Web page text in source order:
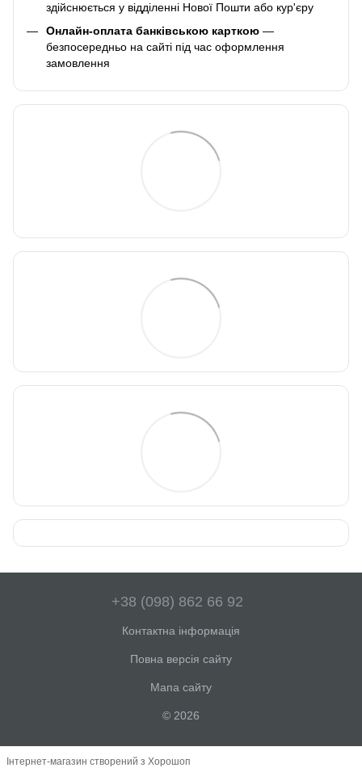
здійснюється у відділенні Нової Пошти або кур'єру
Онлайн-оплата банківською карткою —
безпосередньо на сайті під час оформлення
замовлення
+38 (098) 862 66 92
Контактна інформація
Повна версія сайту
Мапа сайту
© 2026
Інтернет-магазин створений з Хорошоп